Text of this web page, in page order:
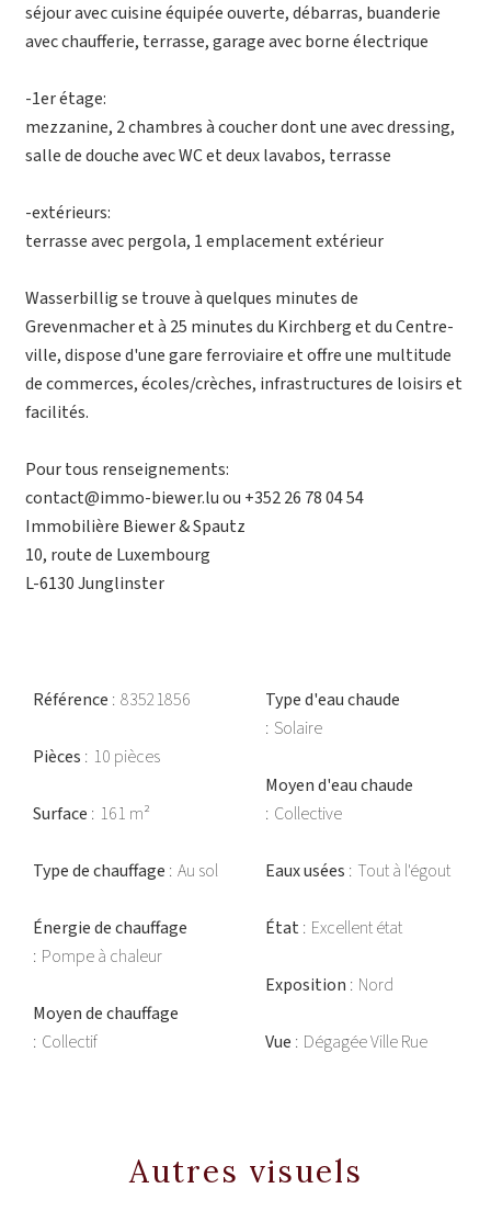
séjour avec cuisine équipée ouverte, débarras, buanderie
avec chaufferie, terrasse, garage avec borne électrique
-1er étage:
mezzanine, 2 chambres à coucher dont une avec dressing,
salle de douche avec WC et deux lavabos, terrasse
-extérieurs:
terrasse avec pergola, 1 emplacement extérieur
Wasserbillig se trouve à quelques minutes de
Grevenmacher et à 25 minutes du Kirchberg et du Centre-
ville, dispose d'une gare ferroviaire et offre une multitude
de commerces, écoles/crèches, infrastructures de loisirs et
facilités.
Pour tous renseignements:
contact@immo-biewer.lu ou +352 26 78 04 54
Immobilière Biewer & Spautz
10, route de Luxembourg
L-6130 Junglinster
Référence 83521856
Pièces 10 pièces
Surface 161 m²
Type de chauffage Au sol
Énergie de chauffage
Pompe à chaleur
Moyen de chauffage
Collectif
Type d'eau chaude
Solaire
Moyen d'eau chaude
Collective
Eaux usées Tout à l'égout
État Excellent état
Exposition Nord
Vue Dégagée Ville Rue
Autres visuels